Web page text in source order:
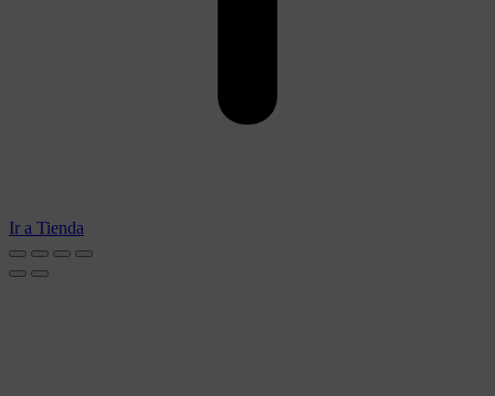
Ir a Tienda